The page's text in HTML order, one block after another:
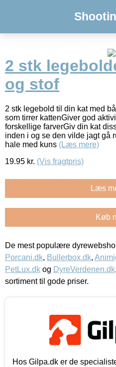
2 stk
og stof
2 stk legebold til din kat med
som tirrer kattenGiver god
forskellige farverGiv din kat
inden i og se den vilde jagt gå
hale med kuns (Læs mere)
19.95 kr. (Vis fragtpris)
Læs
Køb
De mest populære
Porcani.dk, Bullerbox.dk,
PetLux.dk og DyreVerdenen.dk
sortiment til gode priser.
Hos Gilpa.dk er de